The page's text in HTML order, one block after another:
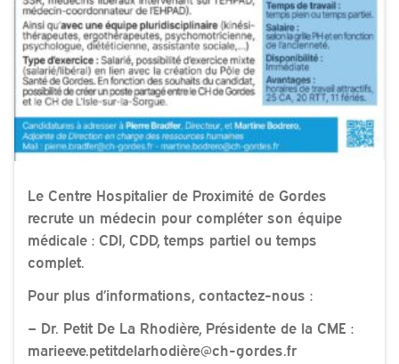
Le Centre Hospitalier de Proximité de Gordes
recrute un médecin pour compléter son équipe
médicale : CDI, CDD, temps partiel ou temps
complet.
Pour plus d’informations, contactez-nous :
– Dr. Petit De La Rhodière, Présidente de la CME :
marieeve.petitdelarhodière@ch-gordes.fr